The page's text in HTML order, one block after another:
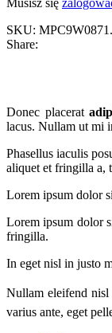
SKU: MPC9W0871 .
Share:
Donec placerat
lacus. Nullam ut mi
Phasellus iaculis
aliquet et fringilla a,
Lorem ipsum dolor
Lorem ipsum dolor
fringilla.
In eget nisl in justo
Nullam eleifend nisl
varius ante, eget